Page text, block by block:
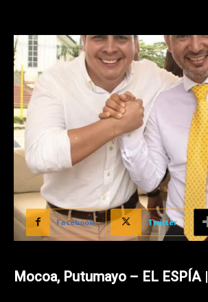
Facebook Twitter
Mocoa, Putumayo – EL ESPÍA|